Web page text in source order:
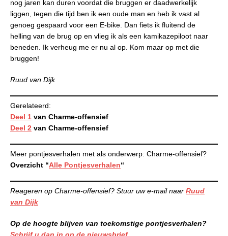
nog jaren kan duren voordat die bruggen er daadwerkelijk
liggen, tegen die tijd ben ik een oude man en heb ik vast al
genoeg gespaard voor een E-bike. Dan fiets ik fluitend de
helling van de brug op en vlieg ik als een kamikazepiloot naar
beneden. Ik verheug me er nu al op. Kom maar op met die
bruggen!
Ruud van Dijk
Gerelateerd:
Deel 1 van Charme-offensief
Deel 2 van Charme-offensief
Meer pontjesverhalen met als onderwerp: Charme-offensief?
Overzicht “Alle Pontjesverhalen“
Reageren op Charme-offensief? Stuur uw e-mail naar Ruud
van Dijk
Op de hoogte blijven van toekomstige pontjesverhalen?